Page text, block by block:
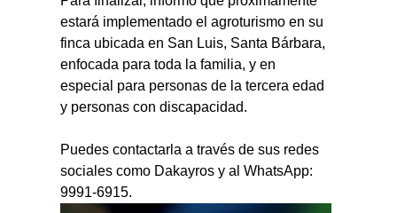
estará implementado el agroturismo en su
finca ubicada en San Luis, Santa Bárbara,
enfocada para toda la familia, y en
especial para personas de la tercera edad
y personas con discapacidad.
Puedes contactarla a través de sus redes
sociales como Dakayros y al WhatsApp:
9991-6915.